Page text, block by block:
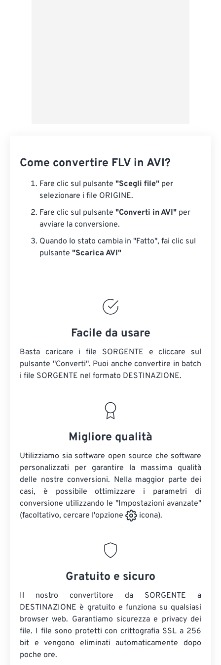
Come convertire FLV in AVI?
Fare clic sul pulsante "Scegli file" per
selezionare i file ORIGINE.
Fare clic sul pulsante "Converti in AVI" per
avviare la conversione.
Quando lo stato cambia in "Fatto", fai clic sul
pulsante "Scarica AVI"
Facile da usare
Basta caricare i file SORGENTE e cliccare sul
pulsante "Converti". Puoi anche convertire in batch
i file SORGENTE nel formato DESTINAZIONE.
Migliore qualità
Utilizziamo sia software open source che software
personalizzati per garantire la massima qualità
delle nostre conversioni. Nella maggior parte dei
casi, è possibile ottimizzare i parametri di
conversione utilizzando le "Impostazioni avanzate"
(facoltativo, cercare l'opzione
icona).
Gratuito e sicuro
Il nostro convertitore da SORGENTE a
DESTINAZIONE è gratuito e funziona su qualsiasi
browser web. Garantiamo sicurezza e privacy dei
file. I file sono protetti con crittografia SSL a 256
bit e vengono eliminati automaticamente dopo
poche ore.